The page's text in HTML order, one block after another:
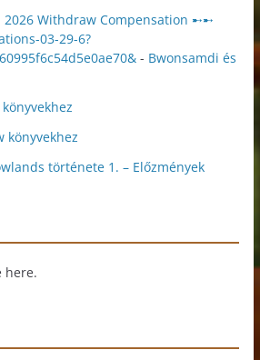
2026 Withdraw Compensation ➸➸
03-29-6?
- Bwonsamdi és
könyvekhez
története 1. – Előzmények
here.